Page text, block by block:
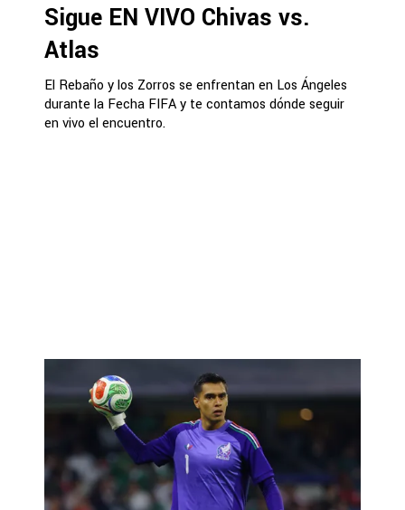
Sigue EN VIVO Chivas vs.
Atlas
El Rebaño y los Zorros se enfrentan en Los Ángeles
durante la Fecha FIFA y te contamos dónde seguir
en vivo el encuentro.